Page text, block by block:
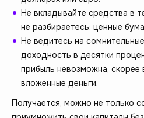
Не вкладывайте средства в
не разбираетесь: ценные
Не ведитесь на
доходность в десятки
прибыль невозможна, скорее
вложенные деньги.
Получается, можно не только